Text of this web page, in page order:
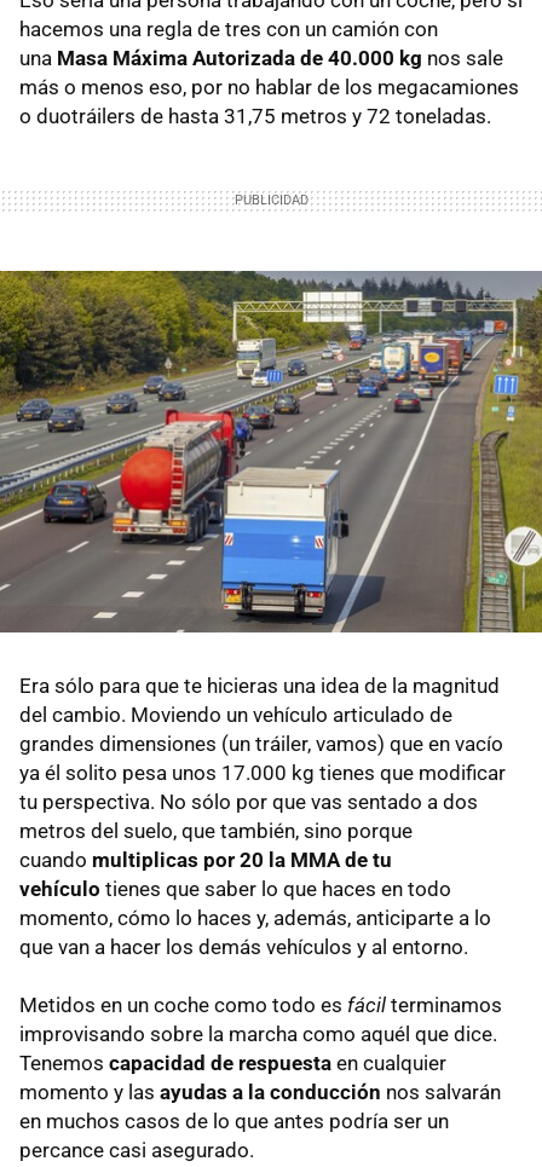
hacemos una regla de tres con un camión con
una Masa Máxima Autorizada de 40.000 kg nos sale
más o menos eso, por no hablar de los megacamiones
o duotráilers de hasta 31,75 metros y 72 toneladas.
Era sólo para que te hicieras una idea de la magnitud
del cambio. Moviendo un vehículo articulado de
grandes dimensiones (un tráiler, vamos) que en vacío
ya él solito pesa unos 17.000 kg tienes que modificar
tu perspectiva. No sólo por que vas sentado a dos
metros del suelo, que también, sino porque
cuando multiplicas por 20 la MMA de tu
vehículo tienes que saber lo que haces en todo
momento, cómo lo haces y, además, anticiparte a lo
que van a hacer los demás vehículos y al entorno.
Metidos en un coche como todo es fácil terminamos
improvisando sobre la marcha como aquél que dice.
Tenemos capacidad de respuesta en cualquier
momento y las ayudas a la conducción nos salvarán
en muchos casos de lo que antes podría ser un
percance casi asegurado.